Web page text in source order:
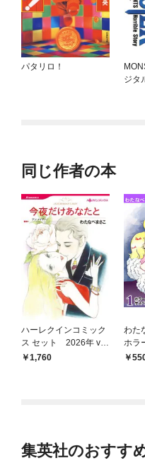
パタリロ！
ジタ
同じ作者の本
ハーレクインコミック
ス セット 2026年 vo
l.1061
1,760
わた
ホラ
1 聖
集英社のおすす